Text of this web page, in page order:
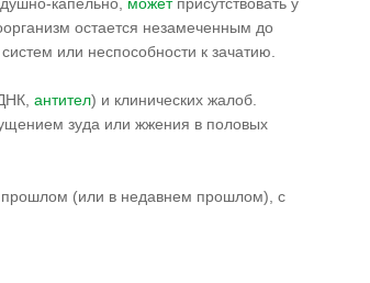
остается незамеченным до
или неспособности к зачатию.
антител) и клинических жалоб.
зуда или жжения в половых
прошлом (или в недавнем прошлом), с